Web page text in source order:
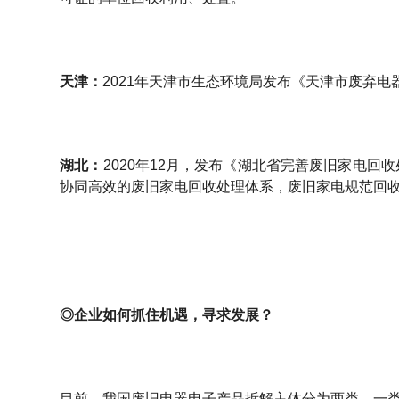
天津： 2021年天津市生态环境局发布《天津市废弃
湖北： 2020年12月，发布《湖北省完善废旧家电回
协同高效的废旧家电回收处理体系，废旧家电规范回
◎企业如何抓住机遇，寻求发展？